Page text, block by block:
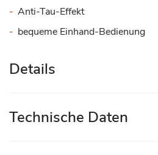
Anti-Tau-Effekt
bequeme Einhand-Bedienung
Details
Technische Daten